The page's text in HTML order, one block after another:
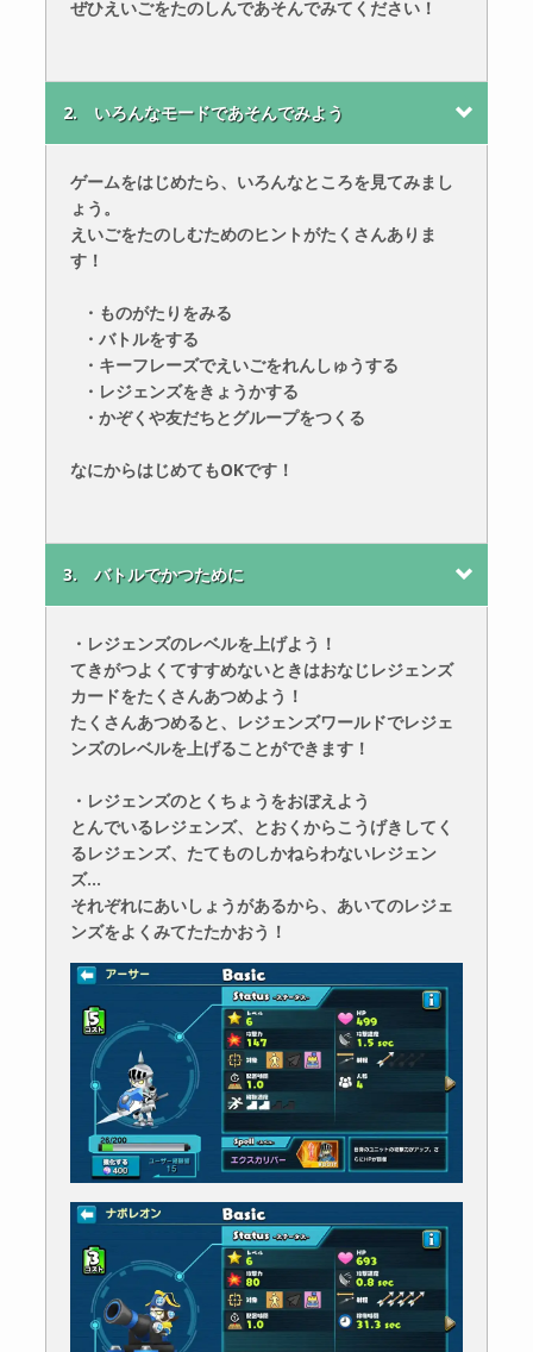
ぜひえいごをたのしんであそんでみてください！
2. いろんなモードであそんでみよう
ゲームをはじめたら、いろんなところを見てみまし
ょう。
えいごをたのしむためのヒントがたくさんありま
す！
・ものがたりをみる
・バトルをする
・キーフレーズでえいごをれんしゅうする
・レジェンズをきょうかする
・かぞくや友だちとグループをつくる
なにからはじめてもOKです！
3. バトルでかつために
・レジェンズのレベルを上げよう！
てきがつよくてすすめないときはおなじレジェンズ
カードをたくさんあつめよう！
たくさんあつめると、レジェンズワールドでレジェ
ンズのレベルを上げることができます！
・レジェンズのとくちょうをおぼえよう
とんでいるレジェンズ、とおくからこうげきしてく
るレジェンズ、たてものしかねらわないレジェン
ズ…
それぞれにあいしょうがあるから、あいてのレジェ
ンズをよくみてたたかおう！